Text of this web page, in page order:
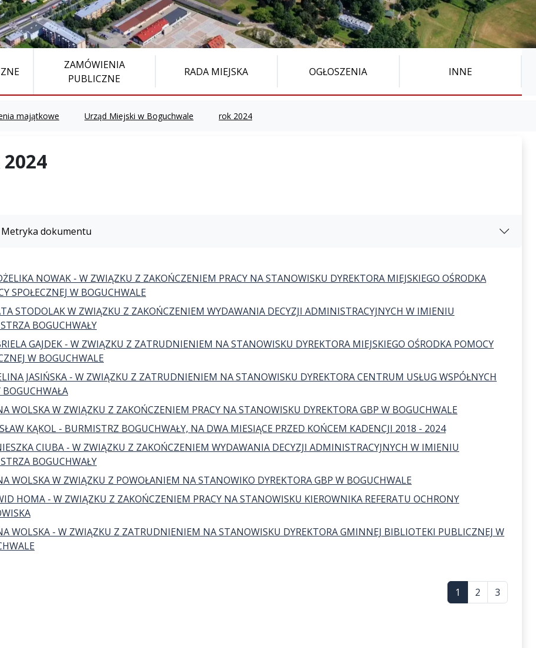
ZAMÓWIENIA
PUBLICZNE
RADA MIEJSKA OGŁOSZENIA INNE
majątkowe Urząd Miejski w Boguchwale rok 2024
Metryka dokumentu
NOWAK - W ZWIĄZKU Z ZAKOŃCZENIEM PRACY NA STANOWISKU DYREKTORA MIEJSKIEGO OŚRODKA
SPOŁECZNEJ W BOGUCHWALE
STODOLAK W ZWIĄZKU Z ZAKOŃCZENIEM WYDAWANIA DECYZJI ADMINISTRACYJNYCH W IMIENIU
BOGUCHWAŁY
GAJDEK - W ZWIĄZKU Z ZATRUDNIENIEM NA STANOWISKU DYREKTORA MIEJSKIEGO OŚRODKA POMOCY
W BOGUCHWALE
JASIŃSKA - W ZWIĄZKU Z ZATRUDNIENIEM NA STANOWISKU DYREKTORA CENTRUM USŁUG WSPÓŁNYCH
WOLSKA W ZWIĄZKU Z ZAKOŃCZENIEM PRACY NA STANOWISKU DYREKTORA GBP W BOGUCHWALE
KĄKOL - BURMISTRZ BOGUCHWAŁY, NA DWA MIESIĄCE PRZED KOŃCEM KADENCJI 2018 - 2024
CIUBA - W ZWIĄZKU Z ZAKOŃCZENIEM WYDAWANIA DECYZJI ADMINISTRACYJNYCH W IMIENIU
BOGUCHWAŁY
WOLSKA W ZWIĄZKU Z POWOŁANIEM NA STANOWIKO DYREKTORA GBP W BOGUCHWALE
HOMA - W ZWIĄZKU Z ZAKOŃCZENIEM PRACY NA STANOWISKU KIEROWNIKA REFERATU OCHRONY
WOLSKA - W ZWIĄZKU Z ZATRUDNIENIEM NA STANOWISKU DYREKTORA GMINNEJ BIBLIOTEKI PUBLICZNEJ W
1 2 3